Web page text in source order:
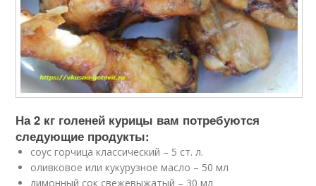
На 2 кг голеней курицы вам потребуются
следующие продукты:
соус горчица классический – 5 ст. л.
оливковое или кукурузное масло – 50 мл
лимонный сок свежевыжатый – 30 мл